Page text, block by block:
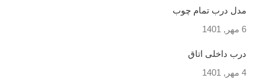
مدل درب تمام چوب
6 مهر, 1401
درب داخلی اتاق
4 مهر, 1401